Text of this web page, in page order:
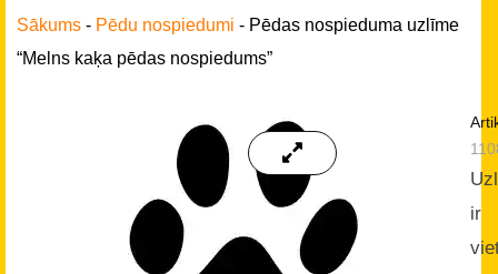
Sākums - Pēdu nospiedumi - Pēdas nospieduma uzlīme
“Melns kaķa pēdas nospiedums”
ir